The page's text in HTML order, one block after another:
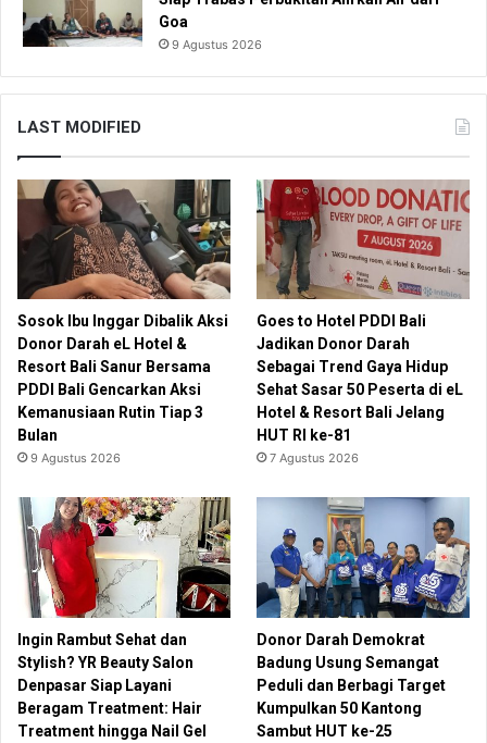
Goa
9 Agustus 2026
LAST MODIFIED
Sosok Ibu Inggar Dibalik Aksi
Donor Darah eL Hotel &
Resort Bali Sanur Bersama
PDDI Bali Gencarkan Aksi
Kemanusiaan Rutin Tiap 3
Bulan
9 Agustus 2026
Goes to Hotel PDDI Bali
Jadikan Donor Darah
Sebagai Trend Gaya Hidup
Sehat Sasar 50 Peserta di eL
Hotel & Resort Bali Jelang
HUT RI ke-81
7 Agustus 2026
Ingin Rambut Sehat dan
Stylish? YR Beauty Salon
Denpasar Siap Layani
Beragam Treatment: Hair
Treatment hingga Nail Gel
Donor Darah Demokrat
Badung Usung Semangat
Peduli dan Berbagi Target
Kumpulkan 50 Kantong
Sambut HUT ke-25